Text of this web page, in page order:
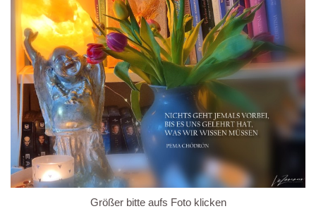
Größer bitte aufs Foto klicken